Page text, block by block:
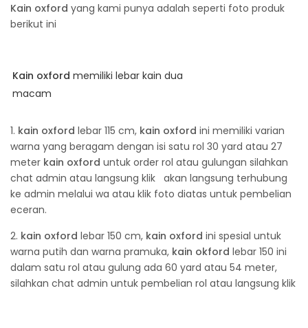
Kain oxford yang kami punya adalah seperti foto produk
berikut ini
Kain oxford memiliki lebar kain dua
macam
1. kain oxford lebar 115 cm, kain oxford ini memiliki varian
warna yang beragam dengan isi satu rol 30 yard atau 27
meter kain oxford untuk order rol atau gulungan silahkan
chat admin atau langsung klik akan langsung terhubung
ke admin melalui wa atau klik foto diatas untuk pembelian
eceran.
2. kain oxford lebar 150 cm, kain oxford ini spesial untuk
warna putih dan warna pramuka, kain okford lebar 150 ini
dalam satu rol atau gulung ada 60 yard atau 54 meter,
silahkan chat admin untuk pembelian rol atau langsung klik